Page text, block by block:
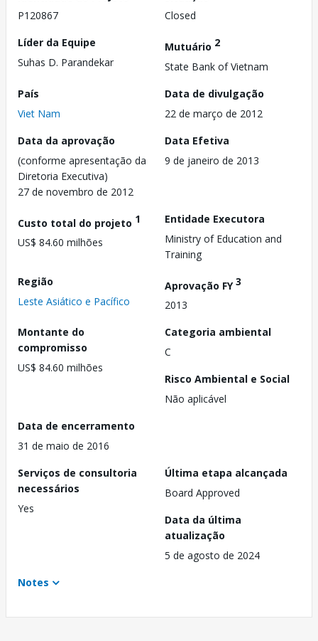
P120867
Closed
Líder da Equipe
Suhas D. Parandekar
Mutuário 2
State Bank of Vietnam
País
Viet Nam
Data de divulgação
22 de março de 2012
Data da aprovação
(conforme apresentação da
Diretoria Executiva)
27 de novembro de 2012
Data Efetiva
9 de janeiro de 2013
Custo total do projeto 1
US$ 84.60 milhões
Entidade Executora
Ministry of Education and
Training
Região
Leste Asiático e Pacífico
Aprovação FY3
2013
Montante do
compromisso
US$ 84.60 milhões
Categoria ambiental
C
Risco Ambiental e Social
Não aplicável
Data de encerramento
31 de maio de 2016
Serviços de consultoria
necessários
Yes
Última etapa alcançada
Board Approved
Data da última
atualização
5 de agosto de 2024
Notes